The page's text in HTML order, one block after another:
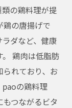
の鶏料理が提
鶏の唐揚げで
ダなど、健康
鶏肉は低脂肪
れており、お
paoの鶏料理
つながるビタ